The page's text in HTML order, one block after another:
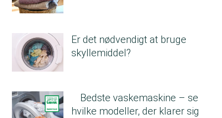
Er det nødvendigt at bruge
skyllemiddel?
Bedste vaskemaskine – se
hvilke modeller, der klarer sig